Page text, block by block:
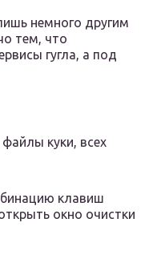
немного другим
тем, что
гугла, а под
файлы куки, всех
клавиш
окно очистки